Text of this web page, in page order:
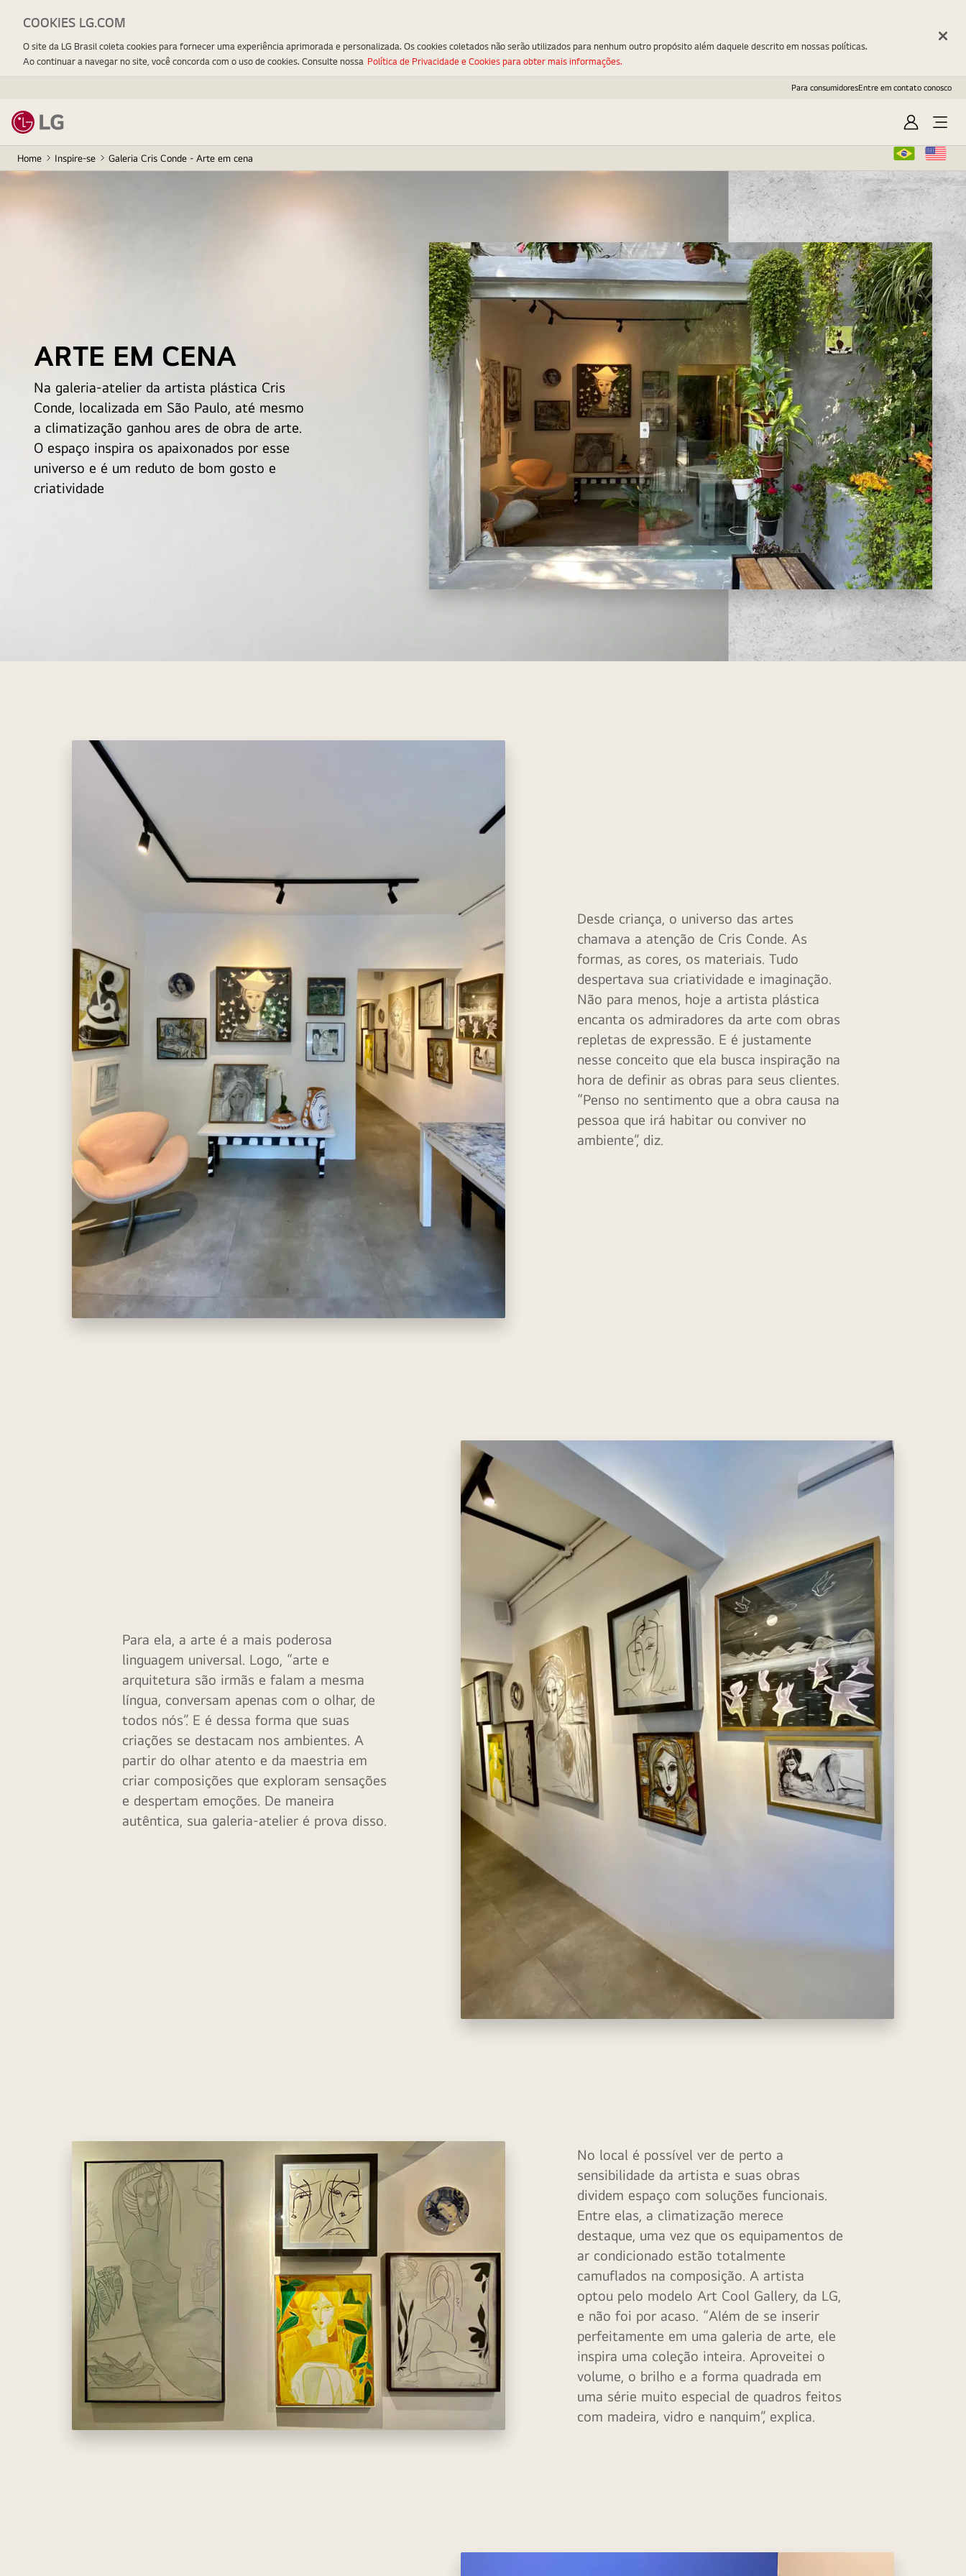
Para consumidoresEntre em contato conosco
EntrarOpen
Menu
Home Inspire-se Galeria Cris Conde - Arte em cena
ARTE EM CENA
Na galeria-atelier da artista plástica Cris
Conde, localizada em São Paulo, até mesmo
a climatização ganhou ares de obra de arte.
O espaço inspira os apaixonados por esse
universo e é um reduto de bom gosto e
criatividade
Desde criança, o universo das artes
chamava a atenção de Cris Conde. As
formas, as cores, os materiais. Tudo
despertava sua criatividade e imaginação.
Não para menos, hoje a artista plástica
encanta os admiradores da arte com obras
repletas de expressão. E é justamente
nesse conceito que ela busca inspiração na
hora de definir as obras para seus clientes.
“Penso no sentimento que a obra causa na
pessoa que irá habitar ou conviver no
ambiente”, diz.
Para ela, a arte é a mais poderosa
linguagem universal. Logo, “arte e
arquitetura são irmãs e falam a mesma
língua, conversam apenas com o olhar, de
todos nós”. E é dessa forma que suas
criações se destacam nos ambientes. A
partir do olhar atento e da maestria em
criar composições que exploram sensações
e despertam emoções. De maneira
autêntica, sua galeria-atelier é prova disso.
No local é possível ver de perto a
sensibilidade da artista e suas obras
dividem espaço com soluções funcionais.
Entre elas, a climatização merece
destaque, uma vez que os equipamentos de
ar condicionado estão totalmente
camuflados na composição. A artista
optou pelo modelo Art Cool Gallery, da LG,
e não foi por acaso. “Além de se inserir
perfeitamente em uma galeria de arte, ele
inspira uma coleção inteira. Aproveitei o
volume, o brilho e a forma quadrada em
uma série muito especial de quadros feitos
com madeira, vidro e nanquim”, explica.
COOKIES LG.COM
O site da LG Brasil coleta cookies para fornecer uma experiência aprimorada e personalizada. Os cookies coletados não serão utilizados para nenhum outro propósito além daquele descrito em nossas políticas.
Ao continuar a navegar no site, você concorda com o uso de cookies. Consulte nossa Política de Privacidade e Cookies para obter mais informações.